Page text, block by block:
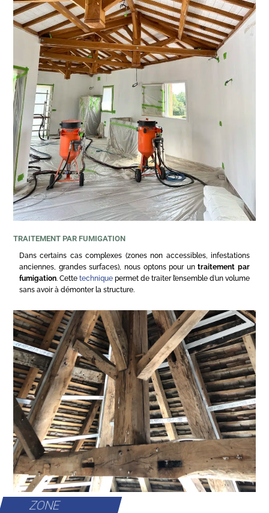
TRAITEMENT PAR FUMIGATION
Dans certains cas complexes (zones non accessibles, infestations
anciennes, grandes surfaces), nous optons pour untraitement par
fumigation. Cette technique permet de traiter l’ensemble d’un volume
sans avoir à démonter la structure.
ZONE